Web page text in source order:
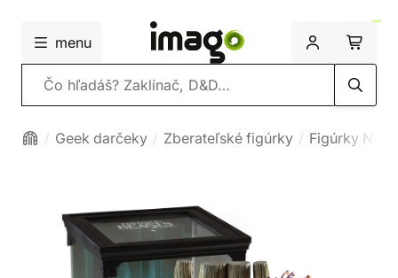
menu
Vyhľadávanie
Geek darčeky Zberateľské figúrky Figúrky